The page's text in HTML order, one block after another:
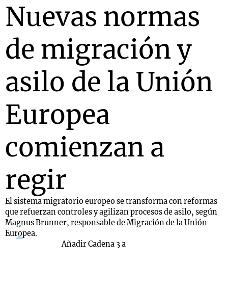
Nuevas normas
de migración y
asilo de la Unión
Europea
comienzan a
regir
El sistema migratorio europeo se transforma con reformas
que refuerzan controles y agilizan procesos de asilo, según
Magnus Brunner, responsable de Migración de la Unión
Europea.
Añadir Cadena 3 a